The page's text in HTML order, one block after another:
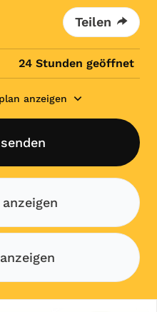
Teilen
24 Stunden geöffnet
anzeigen